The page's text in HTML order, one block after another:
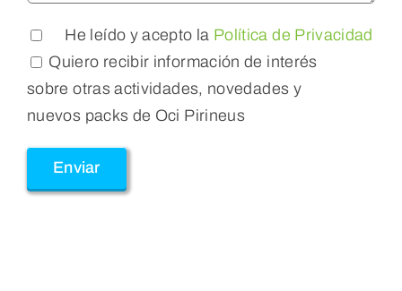
He leído y acepto la Política de Privacidad
Quiero recibir información de interés
sobre otras actividades, novedades y
nuevos packs de Oci Pirineus